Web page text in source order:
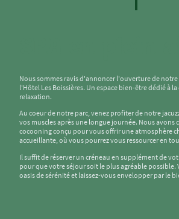
Nous sommes ravis d'annoncer l'ouverture de
l'Hôtel Les Boissières. Un espace bien-être dédié à
relaxation.
Au coeur de notre parc, venez profiter de notre
vos muscles après une longue journée. Nous avons
cocooning conçu pour vous offrir une atmosphère
accueillante, où vous pourrez vous ressourcer en
Il suffit de réserver un créneau en supplément de
pour que votre séjour soit le plus agréable possible.
oasis de sérénité et laissez-vous envelopper par le